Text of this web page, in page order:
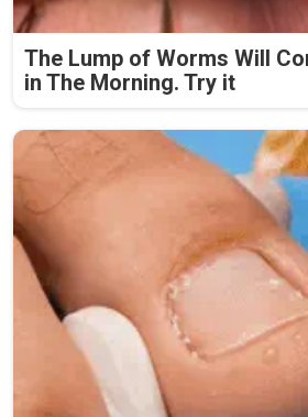
The Lump of Worms Will
in The Morning. Try it